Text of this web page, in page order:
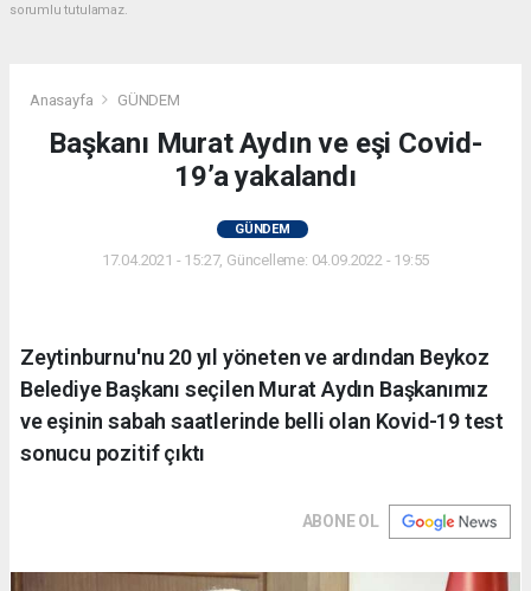
sorumlu tutulamaz.
Anasayfa GÜNDEM
Başkanı Murat Aydın ve eşi Covid-
19’a yakalandı
GÜNDEM
17.04.2021 - 15:27, Güncelleme: 04.09.2022 - 19:55
Zeytinburnu'nu 20 yıl yöneten ve ardından Beykoz
Belediye Başkanı seçilen Murat Aydın Başkanımız
ve eşinin sabah saatlerinde belli olan Kovid-19 test
sonucu pozitif çıktı
ABONE OL